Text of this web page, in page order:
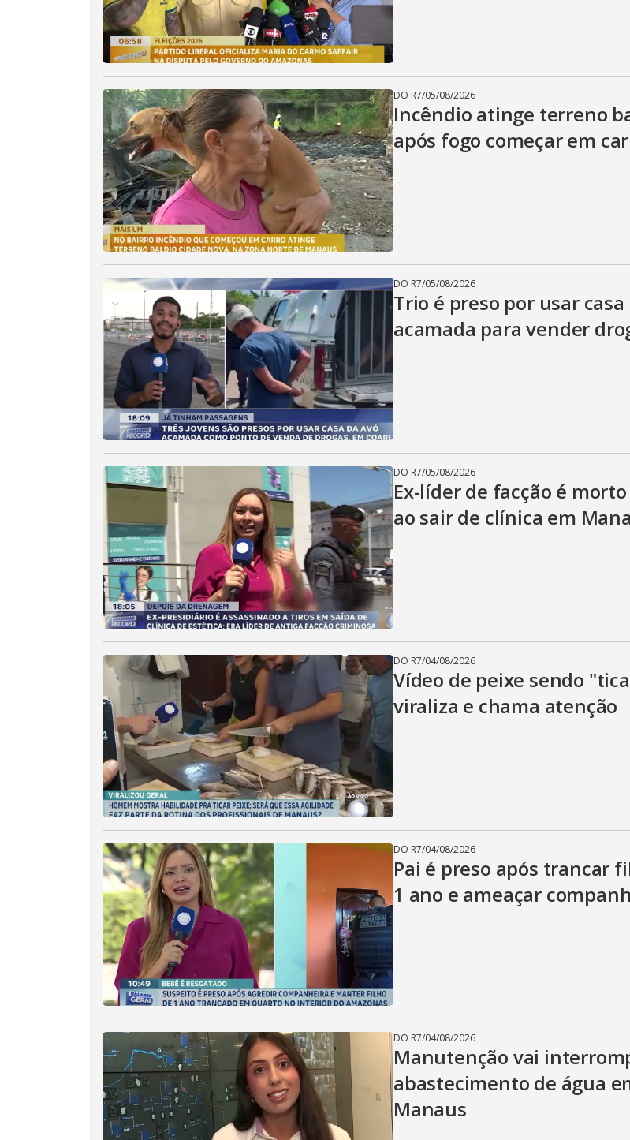
DO R7/05/08/2026
Incêndio atinge terreno
após fogo começar em
DO R7/05/08/2026
Trio é preso por usar casa
acamada para vender
DO R7/05/08/2026
Ex-líder de facção é
ao sair de clínica em
DO R7/04/08/2026
Vídeo de peixe sendo
viraliza e chama atenção
DO R7/04/08/2026
Pai é preso após trancar
1 ano e ameaçar
DO R7/04/08/2026
Manutenção vai
abastecimento de água
Manaus